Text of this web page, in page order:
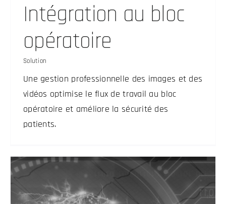
Intégration au bloc
opératoire
Solution
Une gestion professionnelle des images et des
vidéos optimise le flux de travail au bloc
opératoire et améliore la sécurité des
patients.